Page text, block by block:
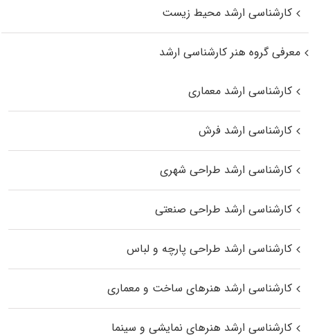
کارشناسی ارشد محیط زیست
معرفی گروه هنر کارشناسی ارشد
کارشناسی ارشد معماری
کارشناسی ارشد فرش
کارشناسی ارشد طراحی شهری
کارشناسی ارشد طراحی صنعتی
کارشناسی ارشد طراحی پارچه و لباس
کارشناسی ارشد هنرهای ساخت و معماری
کارشناسی ارشد هنرهای نمایشی و سینما